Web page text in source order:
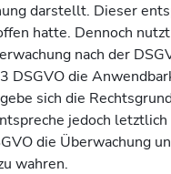
darstellt. Dieser
hatte. Dennoch
nach der
die
sich die
jedoch
die Überwachung
wahren.